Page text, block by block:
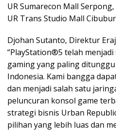
UR Sumarecon Mall
UR Trans Studio Mall
Djohan Sutanto, Direktur
“PlayStation®5 telah
gaming yang paling
Indonesia. Kami bangga
dan menjadi salah satu
peluncuran konsol game
strategi bisnis Urban
pilihan yang lebih luas dan